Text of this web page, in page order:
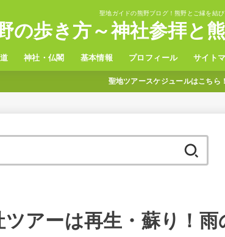
聖地ガイドの熊野ブログ！熊野とご縁を結
の歩き方～神社参拝と
神社・仏閣 基本情報
アクセス
プロフィール サイト
聖地ツアースケジュールはこちら！
索:
アーは再生・蘇り！雨